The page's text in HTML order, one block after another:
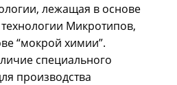
лежащая в основе
Микротипов,
“мокрой химии”.
специального
производства